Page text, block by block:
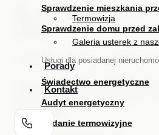
Sprawdzenie mieszkania
Sprawdzenie domu przed
Usługi dla posiadanej
Świadectwo energetyczne
Audyt energetyczny
Badanie termowizyjne
Termowizja
Galeria usterek z
Porady
Kontakt
Piotr GramzaAKTUALIZACJA:
10 MIN CZYTANIA
Czy styropian do ocieplenia
jaki rodzaj oraz grubość wybrać?
tym artykule.